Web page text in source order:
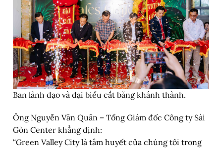
Ban lãnh đạo và đại biểu cắt băng khánh thành.
Ông Nguyễn Văn Quân – Tổng Giám đốc Công ty Sài
Gòn Center khẳng định:
“Green Valley City là tâm huyết của chúng tôi trong